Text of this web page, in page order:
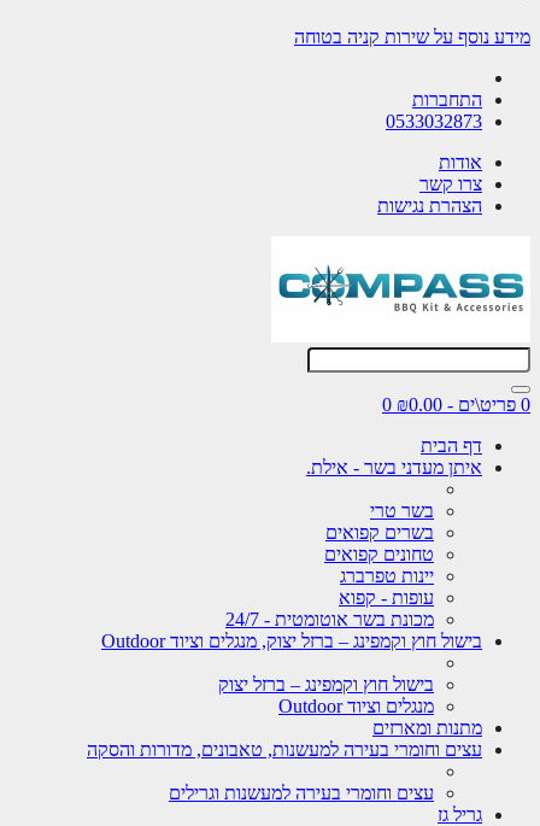
נוסף על שירות קניה בטוחה
התחברות
0533032873
אודות
צרו קשר
הצהרת נגישות
0
דף הבית
איתן מעדני בשר - אילת.
בשר טרי
בשרים קפואים
טחונים קפואים
יינות טפרברג
עופות - קפוא
מכונת בשר אוטומטית - 24/7
בישול חוץ וקמפינג – ברזל יצוק, מנגלים וציוד Outdoor
בישול חוץ וקמפינג – ברזל יצוק
מנגלים וציוד Outdoor
מתנות ומארזים
עצים וחומרי בעירה למעשנות, טאבונים, מדורות והסקה
עצים וחומרי בעירה למעשנות וגרילים
גריל גז